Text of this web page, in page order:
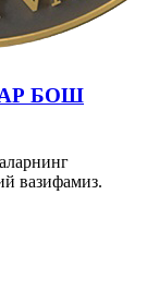
БОШ
вазифамиз.